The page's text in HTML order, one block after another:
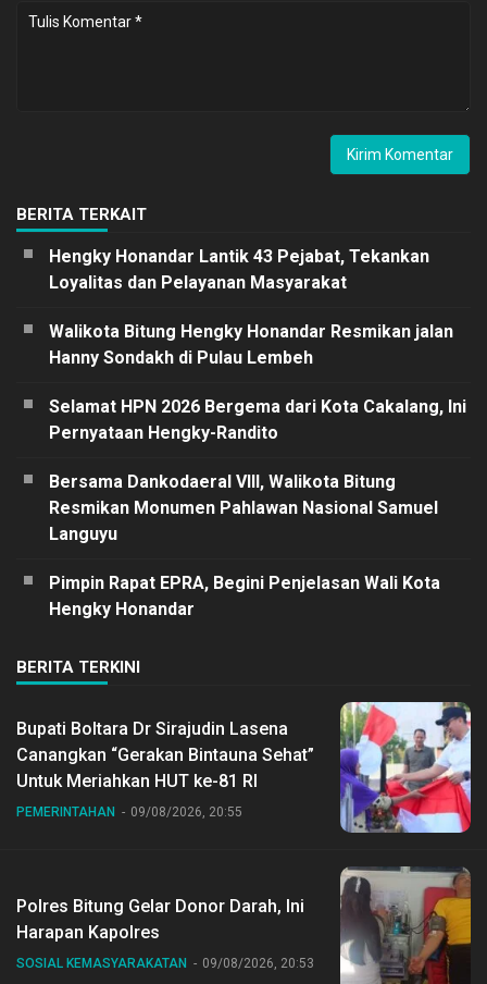
BERITA TERKAIT
Hengky Honandar Lantik 43 Pejabat, Tekankan
Loyalitas dan Pelayanan Masyarakat
Walikota Bitung Hengky Honandar Resmikan jalan
Hanny Sondakh di Pulau Lembeh
Selamat HPN 2026 Bergema dari Kota Cakalang, Ini
Pernyataan Hengky-Randito
Bersama Dankodaeral VIII, Walikota Bitung
Resmikan Monumen Pahlawan Nasional Samuel
Languyu
Pimpin Rapat EPRA, Begini Penjelasan Wali Kota
Hengky Honandar
BERITA TERKINI
Bupati Boltara Dr Sirajudin Lasena
Canangkan “Gerakan Bintauna Sehat”
Untuk Meriahkan HUT ke-81 RI
PEMERINTAHAN 09/08/2026, 20:55
Polres Bitung Gelar Donor Darah, Ini
Harapan Kapolres
SOSIAL KEMASYARAKATAN 09/08/2026, 20:53